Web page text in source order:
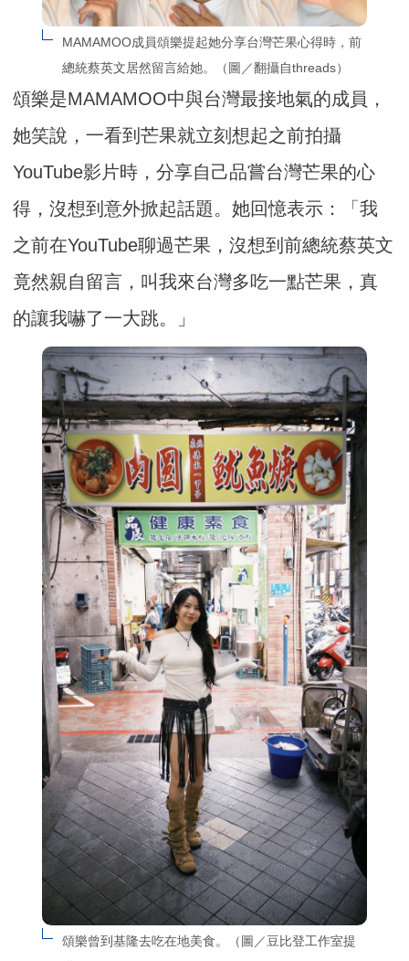
MAMAMOO成員頌樂提起她分享台灣芒果心得時，前
總統蔡英文居然留言給她。（圖／翻攝自threads）
頌樂是MAMAMOO中與台灣最接地氣的成員，
她笑說，一看到芒果就立刻想起之前拍攝
YouTube影片時，分享自己品嘗台灣芒果的心
得，沒想到意外掀起話題。她回憶表示：「我
之前在YouTube聊過芒果，沒想到前總統蔡英文
竟然親自留言，叫我來台灣多吃一點芒果，真
的讓我嚇了一大跳。」
頌樂曾到基隆去吃在地美食。（圖／豆比登工作室提